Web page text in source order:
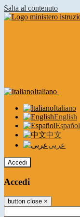
Salta al contenuto
Italiano
Italiano
English
Español
中文
عربى
Accedi
Accedi
button close ×